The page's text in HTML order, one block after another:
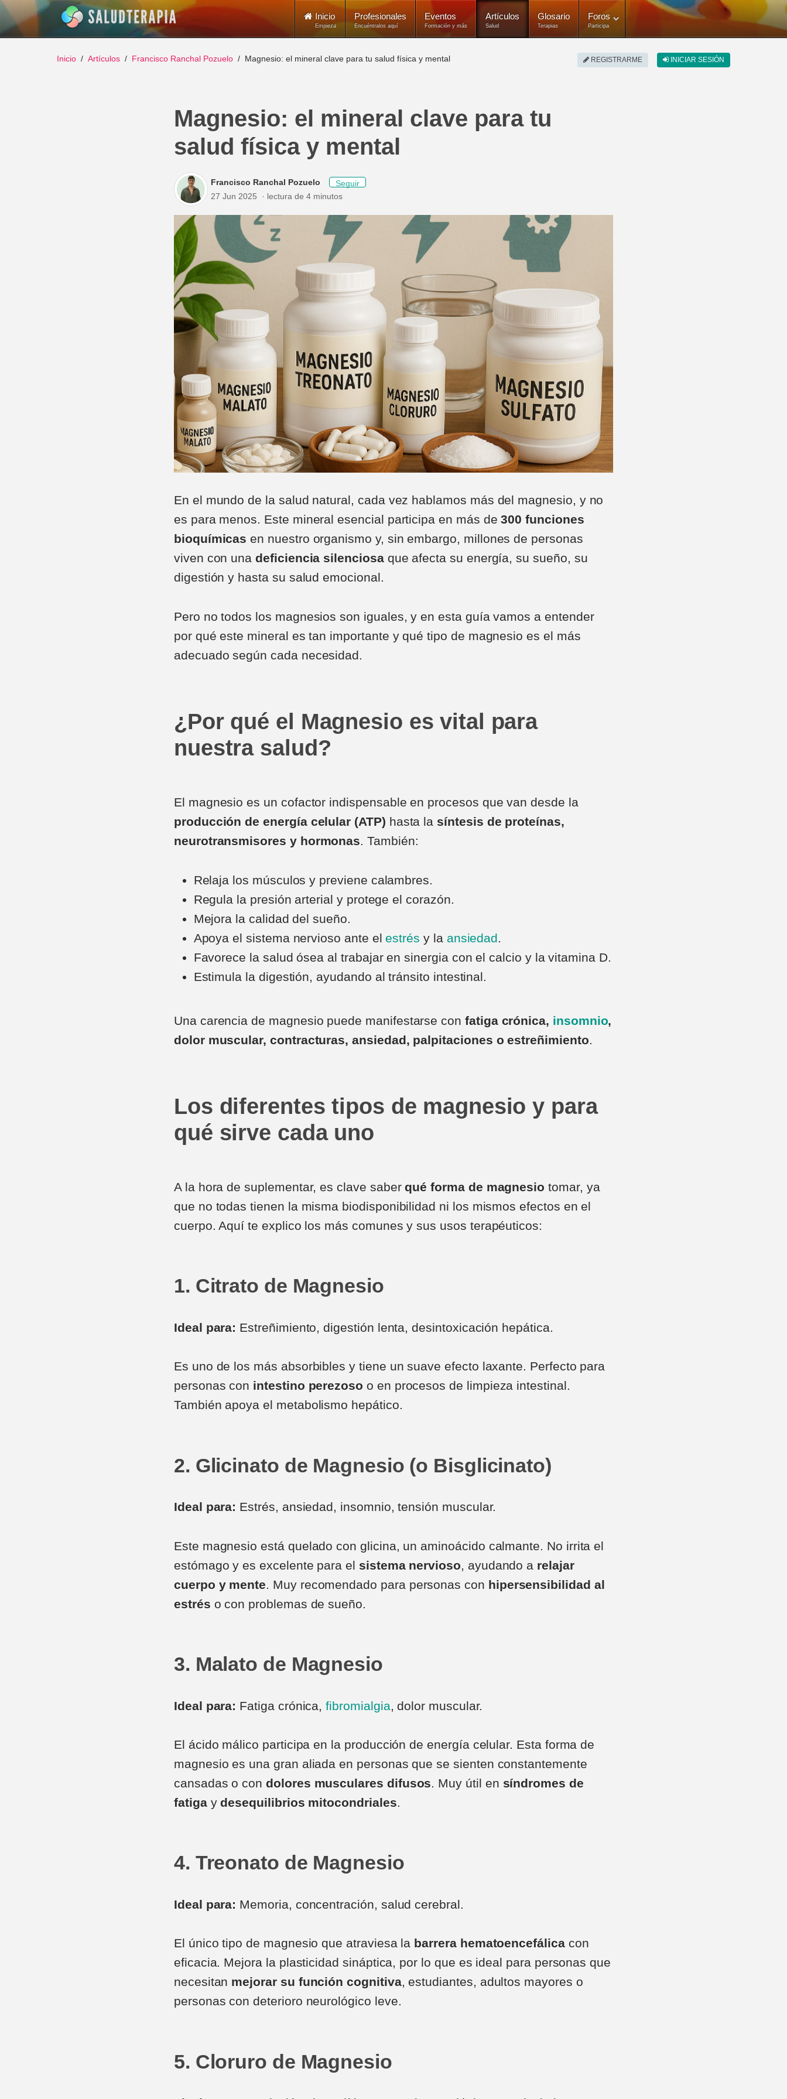
Inicio
Empieza
Profesionales
Encuéntralos aquí
Eventos
Formación y más
Artículos
Salud
Glosario
Terapias
Foros
Participa
REGISTRARME INICIAR SESIÓN
Inicio Artículos Francisco Ranchal Pozuelo Magnesio: el mineral clave para tu salud física y mental
Magnesio: el mineral clave para tu
salud física y mental
Francisco Ranchal Pozuelo
Seguir
27 Jun 2025
lectura de 4 minutos
En el mundo de la salud natural, cada vez hablamos más del magnesio, y no
es para menos. Este mineral esencial participa en más de300 funciones
bioquímicas en nuestro organismo y, sin embargo, millones de personas
viven con unadeficiencia silenciosaque afecta su energía, su sueño, su
digestión y hasta su salud emocional.
Pero no todos los magnesios son iguales, y en esta guía vamos a entender
por qué este mineral es tan importante y qué tipo de magnesio es el más
adecuado según cada necesidad.
¿Por qué el Magnesio es vital para
nuestra salud?
El magnesio es un cofactor indispensable en procesos que van desde la
producción de energía celular (ATP) hasta la síntesis de proteínas,
neurotransmisores y hormonas. También:
Relaja los músculos y previene calambres.
Regula la presión arterial y protege el corazón.
Mejora la calidad del sueño.
Apoya el sistema nervioso ante el estrés y la ansiedad
Favorece la salud ósea al trabajar en sinergia con el calcio y la vitamina D.
Estimula la digestión, ayudando al tránsito intestinal.
Una carencia de magnesio puede manifestarse con fatiga crónica, insomnio,
dolor muscular, contracturas, ansiedad, palpitaciones o estreñimiento
Los diferentes tipos de magnesio y para
qué sirve cada uno
A la hora de suplementar, es clave saberqué forma de magnesio tomar, ya
que no todas tienen la misma biodisponibilidad ni los mismos efectos en el
cuerpo. Aquí te explico los más comunes y sus usos terapéuticos:
1. Citrato de Magnesio
Ideal para: Estreñimiento, digestión lenta, desintoxicación hepática.
Es uno de los más absorbibles y tiene un suave efecto laxante. Perfecto para
personas con intestino perezoso o en procesos de limpieza intestinal.
También apoya el metabolismo hepático.
2. Glicinato de Magnesio (o Bisglicinato)
Ideal para: Estrés, ansiedad, insomnio, tensión muscular.
Este magnesio está quelado con glicina, un aminoácido calmante. No irrita el
estómago y es excelente para el sistema nervioso, ayudando a relajar
cuerpo y mente. Muy recomendado para personas con hipersensibilidad al
estrés o con problemas de sueño.
3. Malato de Magnesio
Ideal para: Fatiga crónica,fibromialgia , dolor muscular.
El ácido málico participa en la producción de energía celular. Esta forma de
magnesio es una gran aliada en personas que se sienten constantemente
cansadas o condolores musculares difusos. Muy útil en síndromes de
fatigaydesequilibrios mitocondriales.
4. Treonato de Magnesio
Ideal para: Memoria, concentración, salud cerebral.
El único tipo de magnesio que atraviesa la barrera hematoencefálicacon
eficacia. Mejora la plasticidad sináptica, por lo que es ideal para personas que
necesitan mejorar su función cognitiva, estudiantes, adultos mayores o
personas con deterioro neurológico leve.
5. Cloruro de Magnesio